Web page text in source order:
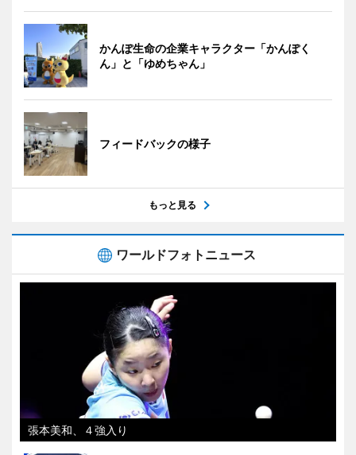
かんぽ生命の企業キャラクター「かんぽく
ん」と「ゆめちゃん」
フィードバックの様子
もっと見る
ワールドフォトニュース
張本美和、４強入り